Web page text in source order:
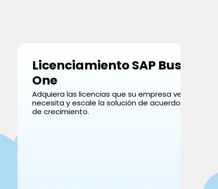
Licenciamiento SAP Business
One
Adquiera las licencias que su empresa
necesita y escale la solución de acuerdo con su
de crecimiento.